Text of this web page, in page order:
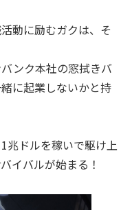
動に励むガクは、そ
ンク本社の窓拭きバ
に起業しないかと持
兆ドルを稼いで駆け上
イバルが始まる！